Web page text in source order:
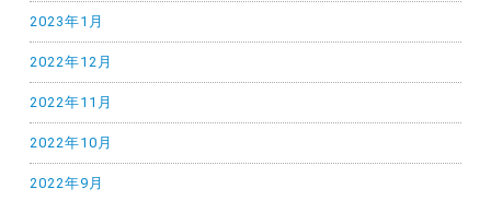
2023年1月
2022年12月
2022年11月
2022年10月
2022年9月